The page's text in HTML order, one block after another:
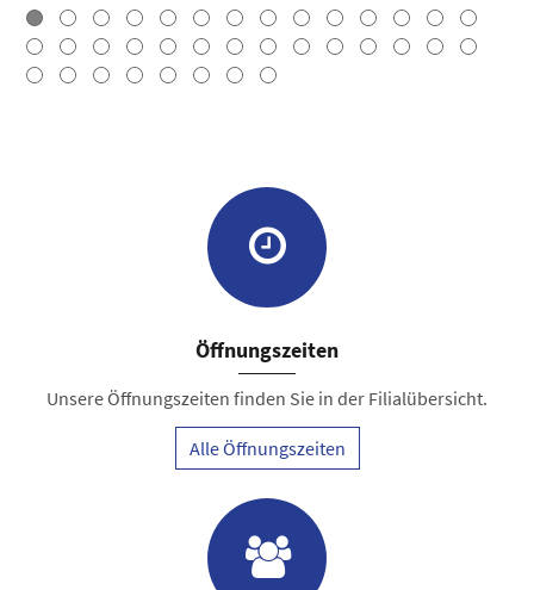
Öffnungszeiten
Unsere Öffnungszeiten finden Sie in der Filialübersicht.
Alle Öffnungszeiten